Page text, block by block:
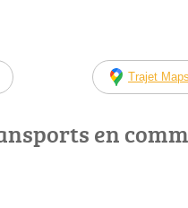
Trajet Maps
en